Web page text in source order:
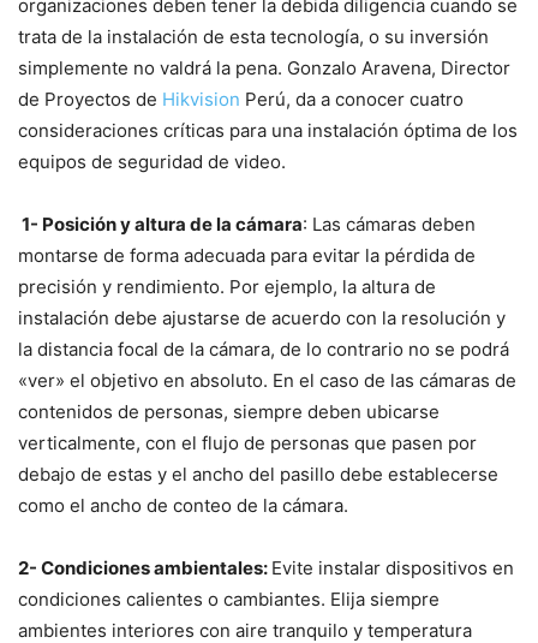
organizaciones deben tener la debida diligencia cuando se
trata de la instalación de esta tecnología, o su inversión
simplemente no valdrá la pena. Gonzalo Aravena, Director
de Proyectos de Hikvision Perú, da a conocer cuatro
consideraciones críticas para una instalación óptima de los
equipos de seguridad de video.
1- Posición y altura de la cámara: Las cámaras deben
montarse de forma adecuada para evitar la pérdida de
precisión y rendimiento. Por ejemplo, la altura de
instalación debe ajustarse de acuerdo con la resolución y
la distancia focal de la cámara, de lo contrario no se podrá
«ver» el objetivo en absoluto. En el caso de las cámaras de
contenidos de personas, siempre deben ubicarse
verticalmente, con el flujo de personas que pasen por
debajo de estas y el ancho del pasillo debe establecerse
como el ancho de conteo de la cámara.
2- Condiciones ambientales: Evite instalar dispositivos en
condiciones calientes o cambiantes. Elija siempre
ambientes interiores con aire tranquilo y temperatura